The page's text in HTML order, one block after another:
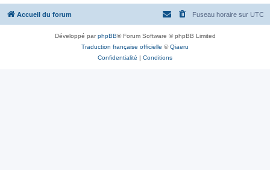
Accueil du forum Fuseau horaire sur UTC
Développé parphpBB® Forum Software © phpBB Limited
Traduction française officielle ©Qiaeru
Confidentialité | Conditions